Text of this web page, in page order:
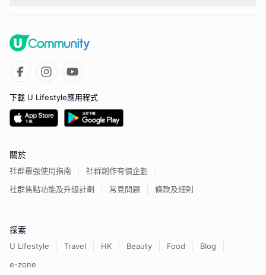
下載 U Lifestyle應用程式
關於
社群最強使用指南
社群創作有價企劃
社群焦點功能及升級計劃
常見問題 條款及細則
探索
U Lifestyle Travel HK Beauty Food
Blog
e-zone